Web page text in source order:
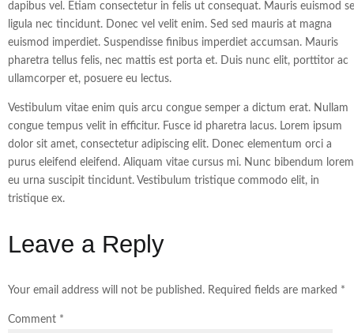
dapibus vel. Etiam consectetur in felis ut consequat. Mauris euismod
ligula nec tincidunt. Donec vel velit enim. Sed sed mauris at magna
euismod imperdiet. Suspendisse finibus imperdiet accumsan. Mauris
pharetra tellus felis, nec mattis est porta et. Duis nunc elit, porttitor ac
ullamcorper et, posuere eu lectus.
Vestibulum vitae enim quis arcu congue semper a dictum erat. Nullam
congue tempus velit in efficitur. Fusce id pharetra lacus. Lorem ipsum
dolor sit amet, consectetur adipiscing elit. Donec elementum orci a
purus eleifend eleifend. Aliquam vitae cursus mi. Nunc bibendum lorem
eu urna suscipit tincidunt. Vestibulum tristique commodo elit, in
tristique ex.
Leave a Reply
Your email address will not be published. Required fields are marked *
Comment *